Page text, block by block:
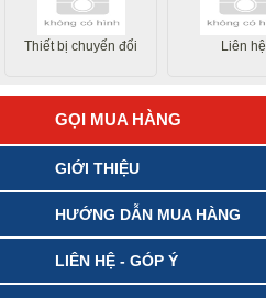
Thiết bị chuyển đổi Liên hệ
GỌI MUA HÀNG
GIỚI THIỆU
HƯỚNG DẪN MUA HÀNG
LIÊN HỆ - GÓP Ý